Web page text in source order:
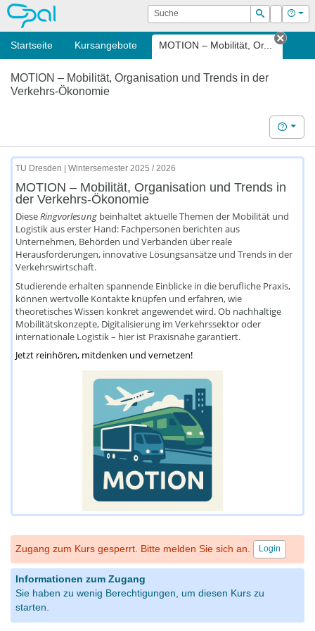
OPAL Suche
Suchen
Login Hilfe
Startseite Kursangebote MOTION – Mobilität, Or...
Tab
MOTION – Mobilität, Organisation und Trends in der
Verkehrs-Ökonomie
Hilfe
TU Dresden | Wintersemester 2025 / 2026
MOTION – Mobilität, Organisation und Trends in
der Verkehrs-Ökonomie
DieseRingvorlesung beinhaltet aktuelle Themen der Mobilität und
Logistik aus erster Hand: Fachpersonen berichten aus
Unternehmen, Behörden und Verbänden über reale
Herausforderungen, innovative Lösungsansätze und Trends in der
Verkehrswirtschaft.
Studierende erhalten spannende Einblicke in die berufliche Praxis,
können wertvolle Kontakte knüpfen und erfahren, wie
theoretisches Wissen konkret angewendet wird. Ob nachhaltige
Mobilitätskonzepte, Digitalisierung im Verkehrssektor oder
internationale Logistik – hier ist Praxisnähe garantiert.
Jetzt reinhören, mitdenken und vernetzen!
Zugang zum Kurs gesperrt. Bitte melden Sie sich an. Login
Informationen zum Zugang
Sie haben zu wenig Berechtigungen, um diesen Kurs zu
starten.